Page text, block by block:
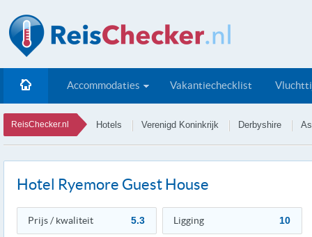
Accommodaties Vakantiechecklist
ReisChecker.nl Hotels Verenigd Koninkrijk Derbyshire
Hotel Ryemore Guest House
Prijs / kwaliteit 5.3 Ligging 10